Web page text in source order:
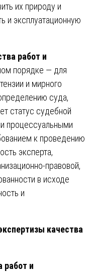
их природу и
и эксплуатационную
работ и
порядке — для
и мирного
суда,
статус судебной
процессуальными
к проведению
эксперта,
правовой,
в исходе
и
качества
работ и